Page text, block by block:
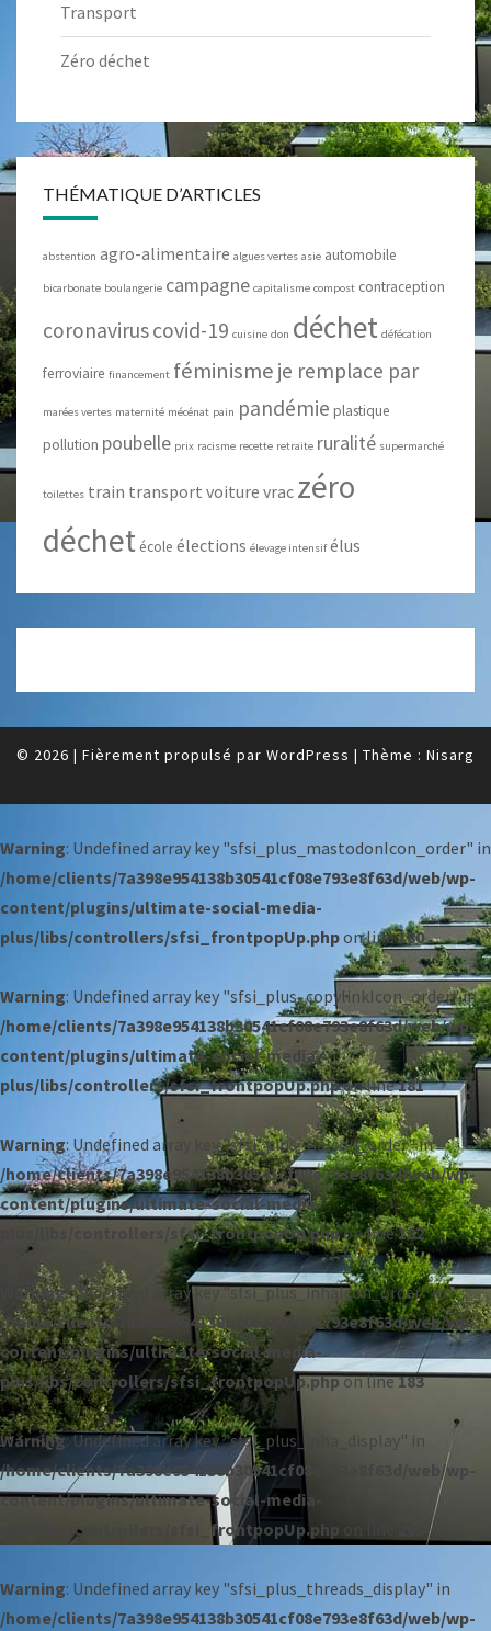
Transport
Zéro déchet
THÉMATIQUE D’ARTICLES
abstention agro-alimentaire algues vertes asie automobile
bicarbonate boulangerie campagne capitalisme compost contraception
coronaviruscovid-19 cuisine don déchet défécation
ferroviaire financement féminisme je remplace par
marées vertes maternité mécénat pain pandémie plastique
pollution poubelle prix racisme recette retraite ruralité supermarché
toilettes train transport voiture vrac zéro
déchet école élections élevage intensif élus
© 2026 | Fièrement propulsé par WordPress | Thème : Nisarg
Warning: Undefined array key "sfsi_plus_mastodonIcon_order" in
/home/clients/7a398e954138b30541cf08e793e8f63d/web/wp-
content/plugins/ultimate-social-media-
plus/libs/controllers/sfsi_frontpopUp.phpon line180
Warning: Undefined array key "sfsi_plus_copylinkIcon_order" in
/home/clients/7a398e954138b30541cf08e793e8f63d/web/wp-
content/plugins/ultimate-social-media-
plus/libs/controllers/sfsi_frontpopUp.phpon line181
Warning: Undefined array key "sfsi_plus_riaIcon_order" in
/home/clients/7a398e954138b30541cf08e793e8f63d/web/wp-
content/plugins/ultimate-social-media-
plus/libs/controllers/sfsi_frontpopUp.phpon line182
Warning: Undefined array key "sfsi_plus_inhaIcon_order" in
/home/clients/7a398e954138b30541cf08e793e8f63d/web/wp-
content/plugins/ultimate-social-media-
plus/libs/controllers/sfsi_frontpopUp.phpon line183
Warning: Undefined array key "sfsi_plus_inha_display" in
/home/clients/7a398e954138b30541cf08e793e8f63d/web/wp-
content/plugins/ultimate-social-media-
plus/libs/controllers/sfsi_frontpopUp.php
Warning: Undefined array key "sfsi_plus_threads_display" in
/home/clients/7a398e954138b30541cf08e793e8f63d/web/wp-